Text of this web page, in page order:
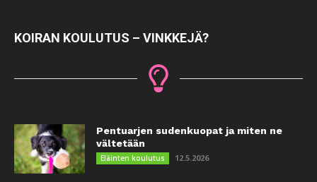
KOIRAN KOULUTUS – VINKKEJÄ?
Pentuarjen sudenkuopat ja miten ne
vältetään
Eläinten koulutus 12.5.2026